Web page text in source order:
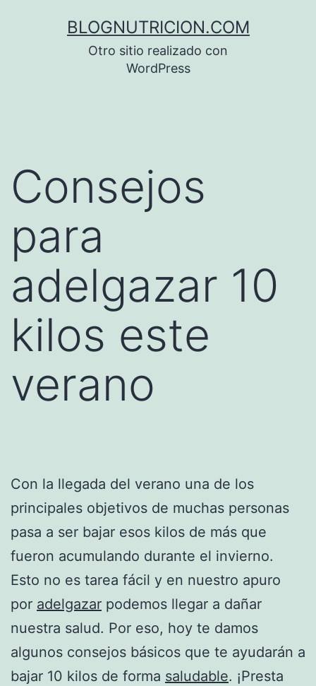
BLOGNUTRICION.COM
Otro sitio realizado con
WordPress
Consejos
para
adelgazar 10
kilos este
verano
Con la llegada del verano una de los
principales objetivos de muchas personas
pasa a ser bajar esos kilos de más que
fueron acumulando durante el invierno.
Esto no es tarea fácil y en nuestro apuro
por adelgazar podemos llegar a dañar
nuestra salud. Por eso, hoy te damos
algunos consejos básicos que te ayudarán a
bajar 10 kilos de forma saludable. ¡Presta